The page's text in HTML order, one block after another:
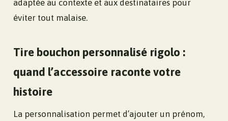
adaptée au contexte et aux destinataires pour
éviter tout malaise.
Tire bouchon personnalisé rigolo :
quand l’accessoire raconte votre
histoire
La personnalisation permet d’ajouter un prénom,